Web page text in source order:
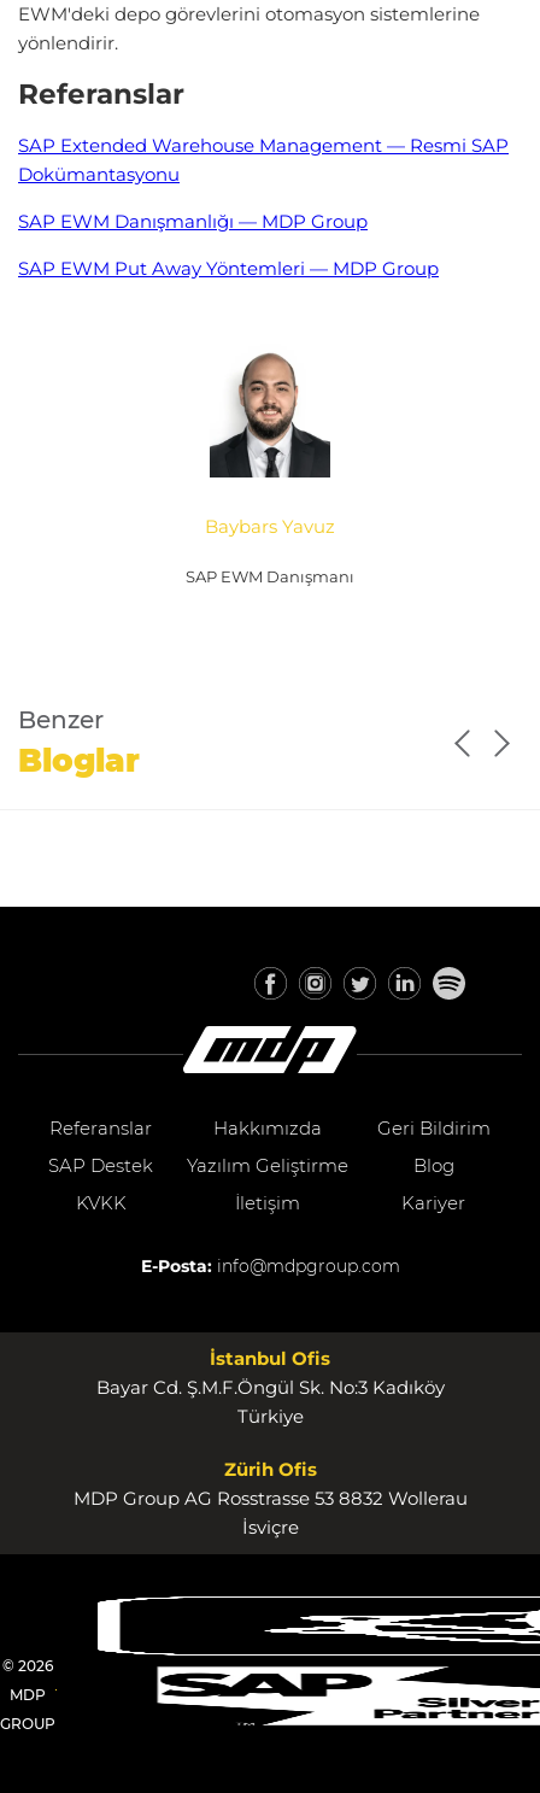
EWM'deki depo görevlerini otomasyon sistemlerine
yönlendirir.
Referanslar
SAP Extended Warehouse Management — Resmi SAP
Dokümantasyonu
SAP EWM Danışmanlığı — MDP Group
SAP EWM Put Away Yöntemleri — MDP Group
Baybars Yavuz
SAP EWM Danışmanı
Benzer
Bloglar
Referanslar Hakkımızda
Geri Bildirim
SAP Destek
Yazılım Geliştirme
Blog
KVKK
İletişim Kariyer
E-Posta: info@mdpgroup.com
İstanbul Ofis
Bayar Cd. Ş.M.F.Öngül Sk. No:3 Kadıköy
Türkiye
Zürih Ofis
MDP Group AG Rosstrasse 53 8832 Wollerau
İsviçre
© 2026
MDP
GROUP